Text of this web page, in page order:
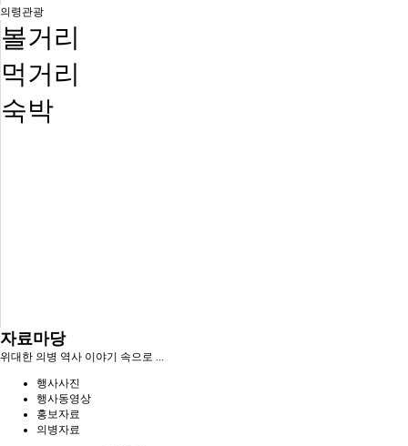
의령관광
볼거리
먹거리
숙박
자료마당
위대한 의병 역사 이야기 속으로 ...
행사사진
행사동영상
홍보자료
의병자료